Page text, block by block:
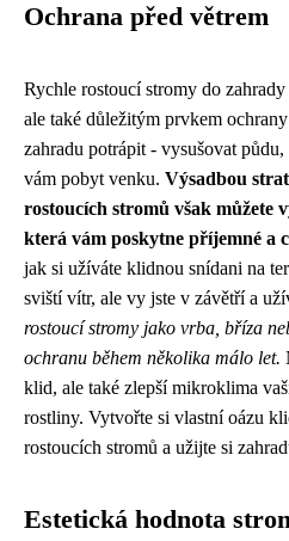
Ochrana před větrem
Rychle rostoucí stromy do
ale také důležitým prvkem
zahradu potrápit - vysušovat
vám pobyt venku. Výsadbou
rostoucích stromů však
která vám poskytne příjemné a
jak si užíváte klidnou snídani na
sviští vítr, ale vy jste v závětří a
rostoucí stromy jako vrba, bříza
ochranu během několika málo let.
klid, ale také zlepší mikroklima
rostliny. Vytvořte si vlastní oázu
rostoucích stromů a užijte si
Estetická hodnota